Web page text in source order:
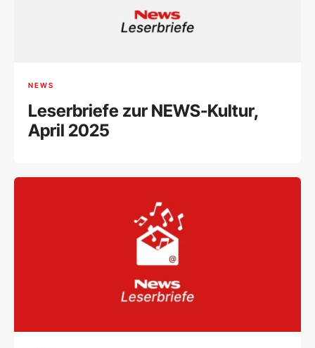
NEWS
Leserbriefe zur NEWS-Kultur,
April 2025